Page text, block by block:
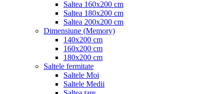
Saltea 160x200 cm
Saltea 180x200 cm
Saltea 200x200 cm
Dimensiune (Memory)
140x200 cm
160x200 cm
180x200 cm
Saltele fermitate
Saltele Moi
Saltele Medii